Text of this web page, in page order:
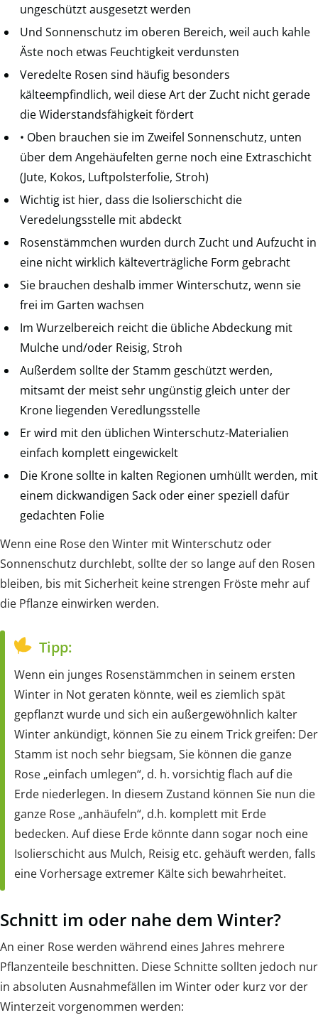
ungeschützt ausgesetzt werden
Und Sonnenschutz im oberen Bereich, weil auch kahle
Äste noch etwas Feuchtigkeit verdunsten
Veredelte Rosen sind häufig besonders
kälteempfindlich, weil diese Art der Zucht nicht gerade
die Widerstandsfähigkeit fördert
• Oben brauchen sie im Zweifel Sonnenschutz, unten
über dem Angehäufelten gerne noch eine Extraschicht
(Jute, Kokos, Luftpolsterfolie, Stroh)
Wichtig ist hier, dass die Isolierschicht die
Veredelungsstelle mit abdeckt
Rosenstämmchen wurden durch Zucht und Aufzucht in
eine nicht wirklich kälteverträgliche Form gebracht
Sie brauchen deshalb immer Winterschutz, wenn sie
frei im Garten wachsen
Im Wurzelbereich reicht die übliche Abdeckung mit
Mulche und/oder Reisig, Stroh
Außerdem sollte der Stamm geschützt werden,
mitsamt der meist sehr ungünstig gleich unter der
Krone liegenden Veredlungsstelle
Er wird mit den üblichen Winterschutz-Materialien
einfach komplett eingewickelt
Die Krone sollte in kalten Regionen umhüllt werden, mit
einem dickwandigen Sack oder einer speziell dafür
gedachten Folie
Wenn eine Rose den Winter mit Winterschutz oder
Sonnenschutz durchlebt, sollte der so lange auf den Rosen
bleiben, bis mit Sicherheit keine strengen Fröste mehr auf
die Pflanze einwirken werden.
Tipp:
Wenn ein junges Rosenstämmchen in seinem ersten
Winter in Not geraten könnte, weil es ziemlich spät
gepflanzt wurde und sich ein außergewöhnlich kalter
Winter ankündigt, können Sie zu einem Trick greifen: Der
Stamm ist noch sehr biegsam, Sie können die ganze
Rose „einfach umlegen“, d. h. vorsichtig flach auf die
Erde niederlegen. In diesem Zustand können Sie nun die
ganze Rose „anhäufeln“, d.h. komplett mit Erde
bedecken. Auf diese Erde könnte dann sogar noch eine
Isolierschicht aus Mulch, Reisig etc. gehäuft werden, falls
eine Vorhersage extremer Kälte sich bewahrheitet.
Schnitt im oder nahe dem Winter?
An einer Rose werden während eines Jahres mehrere
Pflanzenteile beschnitten. Diese Schnitte sollten jedoch nur
in absoluten Ausnahmefällen im Winter oder kurz vor der
Winterzeit vorgenommen werden: